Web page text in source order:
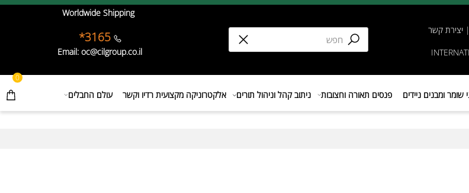
קשר
Worldwide Shipping
3165*
Email: oc@cilgroup.co.il
0
ומבנים ניידים פנסים תאורה וחצובות ניתוב קהל וניהול תורים אלקטרוניקה מקצועית רדיו וקשר עולם החבלים